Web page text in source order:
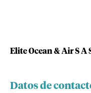
Elite Ocean & Air S A
Datos de